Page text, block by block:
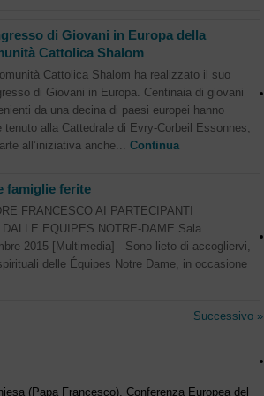
di Giovani in Europa della
Cattolica Shalom
Cattolica Shalom ha realizzato il suo
di Giovani in Europa. Centinaia di giovani
da una decina di paesi europei hanno
tenuto alla Cattedrale di Evry-Corbeil Essonnes,
all’iniziativa anche... Continua
famiglie ferite
FRANCESCO AI PARTECIPANTI
EQUIPES NOTRE-DAME Sala
2015 [Multimedia] Sono lieto di accogliervi,
delle Équipes Notre Dame, in occasione
Successivo »
(Papa Francesco), Conferenza Europea del